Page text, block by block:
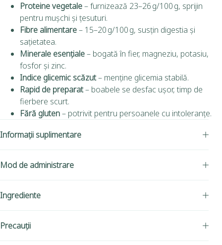
Proteine vegetale– furnizează 23–26 g/100 g, sprijin
pentru mușchi și țesuturi.
Fibre alimentare– 15–20 g/100 g, susțin digestia și
sațietatea.
Minerale esențiale– bogată în fier, magneziu, potasiu,
fosfor și zinc.
Indice glicemic scăzut– menține glicemia stabilă.
Rapid de preparat– boabele se desfac ușor, timp de
fierbere scurt.
Fără gluten– potrivit pentru persoanele cu intoleranțe.
Informații suplimentare
Mod de administrare
Ingrediente
Precauții